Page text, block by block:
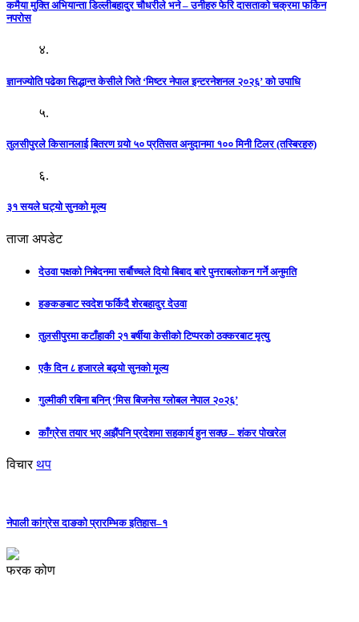
कमैया मुक्ति अभियान्ता डिल्लीबहादुर चौधरीले भने – उनीहरु फेरि दासताको चक्रमा फर्किन
नपरोस
४.
ज्ञानज्योति पढेका सिद्धान्त केसीले जिते ‘मिष्टर नेपाल इन्टरनेशनल २०२६’ को उपाधि
५.
तुलसीपुरले किसानलाई बितरण गर्‍यो ५० प्रतिसत अनुदानमा १०० मिनी टिलर (तस्बिरहरु)
६.
३१ सयले घट्यो सुनको मूल्य
ताजा अपडेट
देउवा पक्षको निबेदनमा सर्बौच्चले दियो बिबाद बारे पुनराबलोकन गर्ने अनुमति
हङकङबाट स्वदेश फर्किदै शेरबहादुर देउवा
तुलसीपुरमा कटाँहाकी २१ बर्षीया केसीको टिप्परको ठक्करबाट मृत्यु
एकै दिन ८ हजारले बढ्यो सुनको मूल्य
गुल्मीकी रबिना बनिन् ‘मिस बिजनेस ग्लोबल नेपाल २०२६’
काँग्रेस तयार भए अझैंपनि प्रदेशमा सहकार्य हुन सक्छ – शंकर पोखरेल
विचार थप
नेपाली कांग्रेस दाङको प्रारम्भिक इतिहास–१
फरक कोण